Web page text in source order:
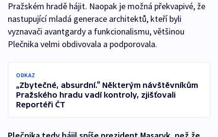
Pražském hradě hájit. Naopak je možná překvapivé, že
nastupující mladá generace architektů, kteří byli
vyznavači avantgardy a funkcionalismu, většinou
Plečnika velmi obdivovala a podporovala.
ODKAZ
„Zbytečné, absurdní.“ Některým návštěvníkům
Pražského hradu vadí kontroly, zjišťovali
Reportéři ČT